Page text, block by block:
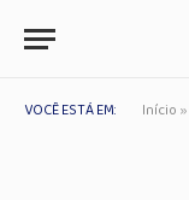
VOCÊ ESTÁ EM: Início »